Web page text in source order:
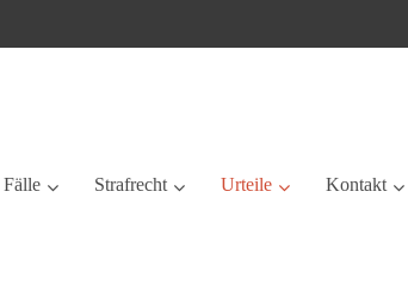
Strafrecht Urteile Kontakt